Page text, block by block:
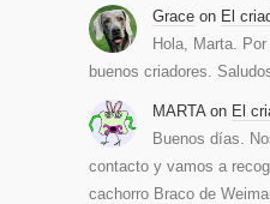
Grace on El
Hola, Marta.
buenos criadores.
MARTA on El
Buenos días.
contacto y vamos a
cachorro Braco de